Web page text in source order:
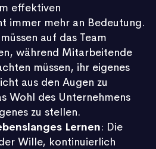
effektiven
immer mehr an Bedeutung.
auf das Team
während Mitarbeitende
müssen, ihr eigenes
aus den Augen zu
Wohl des Unternehmens
zu stellen.
Lernen: Die
Wille, kontinuierlich